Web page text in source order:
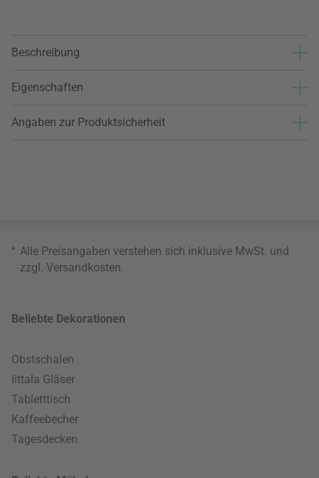
Beschreibung
Eigenschaften
Angaben zur Produktsicherheit
* Alle Preisangaben verstehen sich inklusive MwSt. und
zzgl. Versandkosten
Beliebte Dekorationen
Obstschalen
Iittala Gläser
Tabletttisch
Kaffeebecher
Tagesdecken